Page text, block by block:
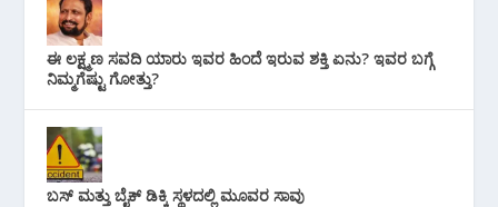
ಈ ಲಕ್ಷ್ಮಣ ಸವದಿ ಯಾರು ಇವರ ಹಿಂದೆ ಇರುವ ಶಕ್ತಿ ಏನು? ಇವರ ಬಗ್ಗೆ
ನಿಮ್ಮಗೆಷ್ಟು ಗೋತ್ತು?
ಬಸ್ ಮತ್ತು ಬೈಕ್ ಡಿಕ್ಕಿ ಸ್ಥಳದಲ್ಲಿ ಮೂವರ ಸಾವು